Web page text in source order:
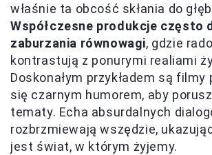
właśnie ta obcość skłania do
Współczesne produkcje często
zaburzania równowagi, gdzie
kontrastują z ponurymi realiami
Doskonałym przykładem są filmy
się czarnym humorem, aby
tematy. Echa absurdalnych
rozbrzmiewają wszędzie,
jest świat, w którym żyjemy.